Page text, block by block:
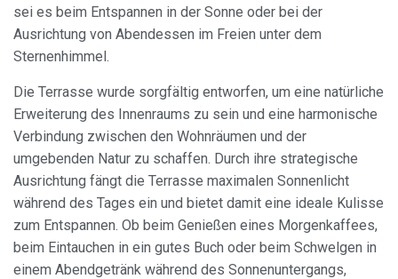
sei es beim Entspannen in der Sonne oder bei der
Ausrichtung von Abendessen im Freien unter dem
Sternenhimmel.
Die Terrasse wurde sorgfältig entworfen, um eine natürliche
Erweiterung des Innenraums zu sein und eine harmonische
Verbindung zwischen den Wohnräumen und der
umgebenden Natur zu schaffen. Durch ihre strategische
Ausrichtung fängt die Terrasse maximalen Sonnenlicht
während des Tages ein und bietet damit eine ideale Kulisse
zum Entspannen. Ob beim Genießen eines Morgenkaffees,
beim Eintauchen in ein gutes Buch oder beim Schwelgen in
einem Abendgetränk während des Sonnenuntergangs,
Technik und Funktional
Immer aktiv
Diese Website verwendet eigene Cookies, um
Informationen zu sammeln, um unsere Dienste zu
verbessern. Wenn Sie weiter surfen, akzeptieren Sie deren
Installation. Der Benutzer hat die Möglichkeit, seinen
Browser zu konfigurieren und auf Wunsch zu verhindern,
dass er auf seiner Festplatte installiert wird, obwohl er
bedenken muss, dass dies zu Schwierigkeiten beim
Navigieren auf der Website führen kann.